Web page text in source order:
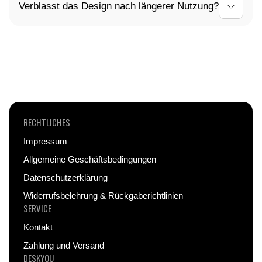
eine Sendungsverfolgungsnummer von uns per E-
Verblasst das Design nach längerer Nutzung?
RECHTLICHES
Impressum
Allgemeine Geschäftsbedingungen
Datenschutzerklärung
Widerrufsbelehrung & Rückgaberichtlinien
SERVICE
Kontakt
Zahlung und Versand
DESKYOU